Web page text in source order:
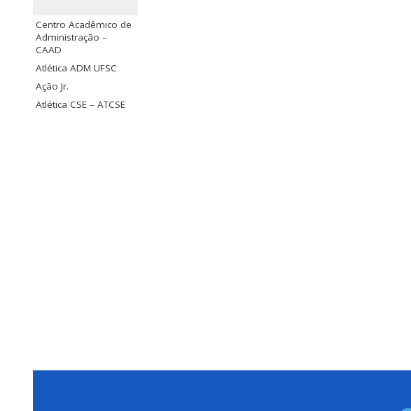
Centro Acadêmico de
Administração –
CAAD
Atlética ADM UFSC
Ação Jr.
Atlética CSE – ATCSE